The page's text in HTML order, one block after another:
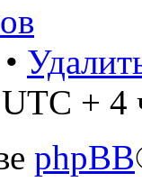
•
+ 4
phpBB